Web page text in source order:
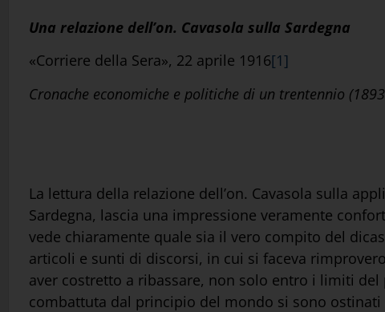
Una relazione dell’on. Cavasola sulla Sardegna
«Corriere della Sera», 22 aprile 1916[1]
Cronache economiche e politiche di un trentennio
La lettura della relazione dell’on. Cavasola sulla
Sardegna, lascia una impressione veramente
vede chiaramente quale sia il vero compito del
articoli e sunti di discorsi, in cui si faceva
aver costretto a ribassare, non solo entro i limiti
combattuta dal principio del mondo si sono